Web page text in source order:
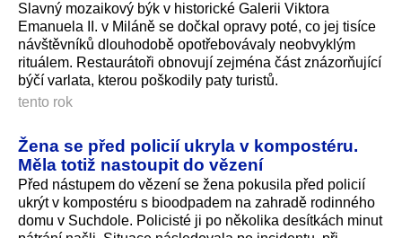
Slavný mozaikový býk v historické Galerii Viktora
Emanuela II. v Miláně se dočkal opravy poté, co jej tisíce
návštěvníků dlouhodobě opotřebovávaly neobvyklým
rituálem. Restaurátoři obnovují zejména část znázorňující
býčí varlata, kterou poškodily paty turistů.
tento rok
Žena se před policií ukryla v kompostéru.
Měla totiž nastoupit do vězení
Před nástupem do vězení se žena pokusila před policií
ukrýt v kompostéru s bioodpadem na zahradě rodinného
domu v Suchdole. Policisté ji po několika desítkách minut